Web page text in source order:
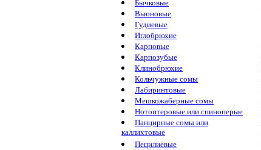
Бычковые
Вьюновые
Гудиевые
Иглобрюхие
Карповые
Карпозубые
Клинобрюхие
Кольчужные сомы
Лабиринтовые
Мешкожаберные сомы
Нотоптеровые или спиноперые
Панцирные сомы или
каллихтовые
Пецилиевые